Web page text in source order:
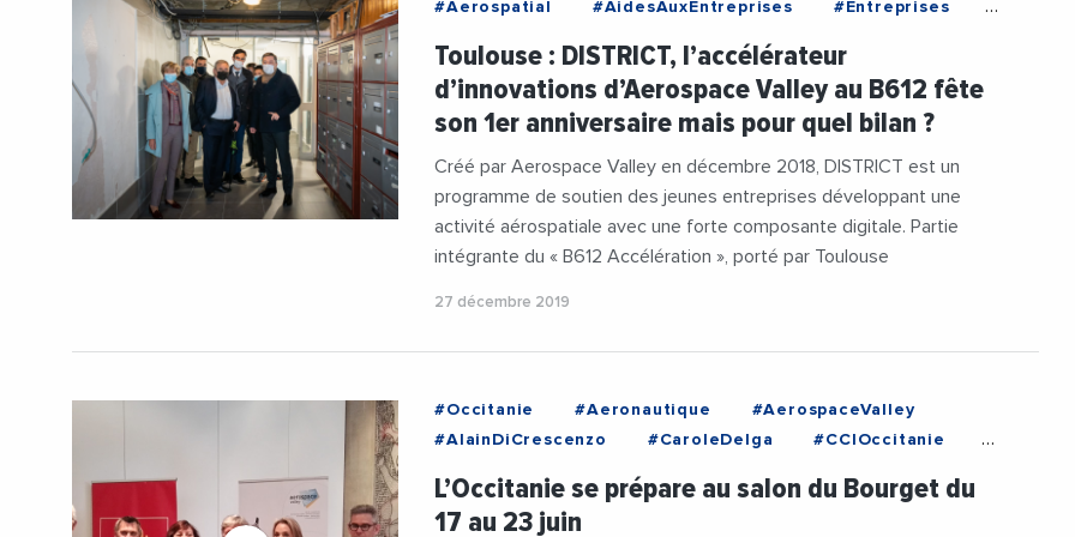
#Aerospatial
#AidesAuxEntreprises
#Entreprises
#Toulouse
Toulouse : DISTRICT, l’accélérateur
d’innovations d’Aerospace Valley au B612 fête
son 1er anniversaire mais pour quel bilan ?
Créé par Aerospace Valley en décembre 2018, DISTRICT est un
programme de soutien des jeunes entreprises développant une
activité aérospatiale avec une forte composante digitale. Partie
intégrante du « B612 Accélération », porté par Toulouse
27 décembre 2019
#Occitanie #Aeronautique
#AerospaceValley
#AlainDiCrescenzo
#CaroleDelga
#CCIOccitanie
#RegionOccitanie1
#SalonDuBourget #Videos
L’Occitanie se prépare au salon du Bourget du
17 au 23 juin